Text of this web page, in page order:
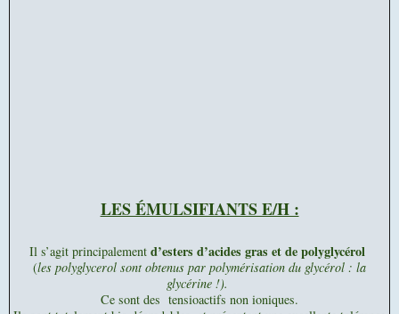
LES ÉMULSIFIANTS E/H :
Il s’agit principalement d’esters d’acides gras et de polyglycérol
(les polyglycerol sont obtenus par polymérisation du glycérol : la
glycérine !).
Ce sont des tensioactifs non ioniques.